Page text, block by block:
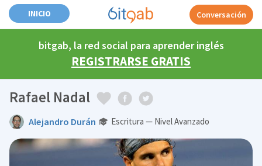
INICIO Conversación
bitgab, la red social para aprender inglés
REGISTRARSE GRATIS
Rafael Nadal
Alejandro Durán Escritura — Nivel Avanzado